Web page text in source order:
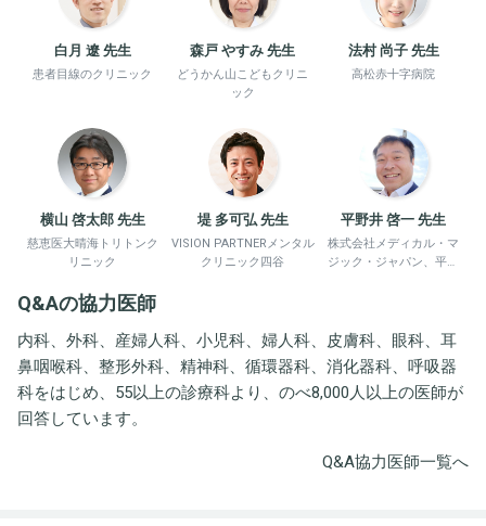
白月 遼 先生
患者目線のクリニック
森戸 やすみ 先生
どうかん山こどもクリニ
ック
法村 尚子 先生
高松赤十字病院
横山 啓太郎 先生
慈恵医大晴海トリトンク
リニック
堤 多可弘 先生
VISION PARTNERメンタル
クリニック四谷
平野井 啓一 先生
株式会社メディカル・マ
ジック・ジャパン、平野
Q&Aの協力医師
内科、外科、産婦人科、小児科、婦人科、皮膚科、眼科、耳
鼻咽喉科、整形外科、精神科、循環器科、消化器科、呼吸器
科をはじめ、55以上の診療科より、のべ8,000人以上の医師が
回答しています。
Q&A協力医師一覧へ